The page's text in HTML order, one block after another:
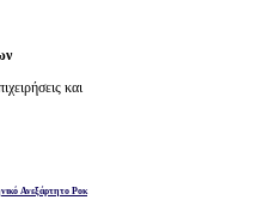
και
Ανεξάρτητο Ροκ